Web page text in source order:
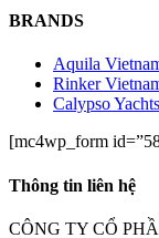
BRANDS
Aquila
Rinker
Calypso Yachts
[mc4wp_form
Thông tin liên hệ
CÔNG TY CỔ